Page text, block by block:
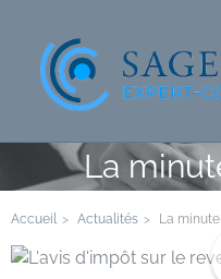
La
Accueil Actualités La